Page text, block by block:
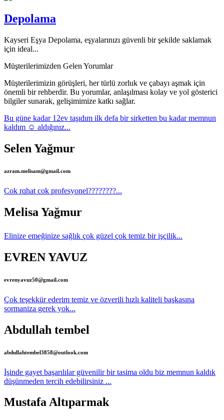
Depolama
Kayseri Eşya Depolama, eşyalarınızı güvenli bir şekilde saklamak
için ideal...
Müşterilerimizden Gelen Yorumlar
Müşterilerimizin görüşleri, her türlü zorluk ve çabayı aşmak için
önemli bir rehberdir. Bu yorumlar, anlaşılması kolay ve yol gösterici
bilgiler sunarak, gelişimimize katkı sağlar.
Bu güne kadar 12ev taşıdım ilk defa bir sirketten bu kadar memnun
kaldım ☺️ aldığınız...
Selen Yağmur
azram.melisam@gmail.com
Cok rqhat cok profesyonel????????...
Melisa Yağmur
Elinize emeğinize sağlık çok güzel çok temiz bir işçilik...
EVREN YAVUZ
evrenyavuz50@gmail.com
Çok teşekkür ederim temiz ve özverili hızlı kaliteli başkasına
sormaniza gerek yok...
Abdullah tembel
abdullahtembel3858@outlook.com
İşinde gayet başarılılar güvenilir bir tasima oldu biz memnun kaldık
düşünmeden tercih edebilirsiniz ...
Mustafa Altıparmak